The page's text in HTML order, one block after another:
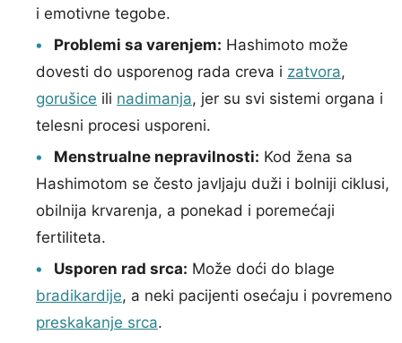
i emotivne tegobe.
Problemi sa varenjem: Hashimoto može
dovesti do usporenog rada creva i zatvora,
gorušice ili nadimanja, jer su svi sistemi organa i
telesni procesi usporeni.
Menstrualne nepravilnosti: Kod žena sa
Hashimotom se često javljaju duži i bolniji ciklusi,
obilnija krvarenja, a ponekad i poremećaji
fertiliteta.
Usporen rad srca: Može doći do blage
bradikardije, a neki pacijenti osećaju i povremeno
preskakanje srca.